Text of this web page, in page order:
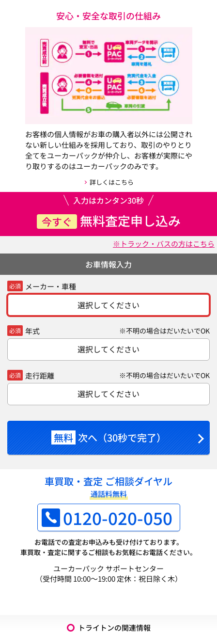
安心・安全な取引の仕組み
お客様の個人情報がお車の購入者以外には公開され
ない新しい仕組みを採用しており、取引のやりとり
全てをユーカーパックが仲介し、お客様が実際にや
り取りするのはユーカーパックのみです。
詳しくはこちら
入力はカンタン30秒
今すぐ 無料査定申し込み
※トラック・バスの方はこちら
お車情報入力
必須 メーカー・車種
選択してください
必須 年式 ※不明の場合はだいたいでOK
選択してください
必須 走行距離 ※不明の場合はだいたいでOK
選択してください
無料 次へ（30秒で完了）
車買取・査定 ご相談ダイヤル
通話料無料
0120-020-050
お電話での査定お申込みも受け付けております。
車買取・査定に関するご相談もお気軽にお電話ください。
ユーカーパック サポートセンター
（受付時間 10:00～19:00 定休：祝日除く木）
トライトンの関連情報